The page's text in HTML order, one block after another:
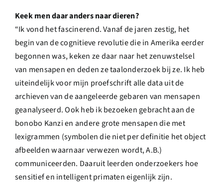
Keek men daar anders naar dieren?
“Ik vond het fascinerend. Vanaf de jaren zestig, het
begin van de cognitieve revolutie die in Amerika eerder
begonnen was, keken ze daar naar het zenuwstelsel
van mensapen en deden ze taalonderzoek bij ze. Ik heb
uiteindelijk voor mijn proefschrift alle data uit de
archieven van de aangeleerde gebaren van mensapen
geanalyseerd. Ook heb ik bezoeken gebracht aan de
bonobo Kanzi en andere grote mensapen die met
lexigrammen (symbolen die niet per definitie het object
afbeelden waarnaar verwezen wordt, A.B.)
communiceerden. Daaruit leerden onderzoekers hoe
sensitief en intelligent primaten eigenlijk zijn.